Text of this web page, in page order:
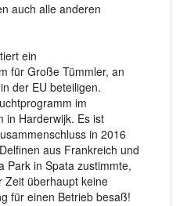
auch alle anderen
ein
für Große Tümmler, an
der EU beteiligen.
im
in Harderwijk. Es ist
in 2016
aus Frankreich und
Park in Spata zustimmte,
Zeit überhaupt keine
für einen Betrieb besaß!